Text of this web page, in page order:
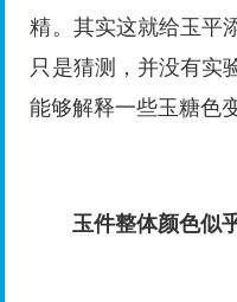
精。其实这就给玉平
只是猜测，并没有实
能够解释一些玉糖色
玉件整体颜色似乎